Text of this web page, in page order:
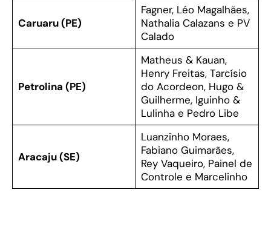
Caruaru (PE)
Fagner, Léo Magalhães,
Nathalia Calazans e PV
Calado
Petrolina (PE)
Matheus & Kauan,
Henry Freitas, Tarcísio
do Acordeon, Hugo &
Guilherme, Iguinho &
Lulinha e Pedro Libe
Aracaju (SE)
Luanzinho Moraes,
Fabiano Guimarães,
Rey Vaqueiro, Painel de
Controle e Marcelinho